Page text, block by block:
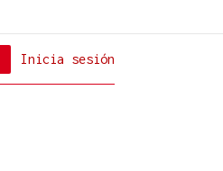
Inicia sesión